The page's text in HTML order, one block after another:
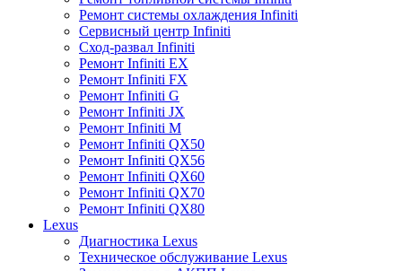
Ремонт системы охлаждения Infiniti
Сервисный центр Infiniti
Сход-развал Infiniti
Ремонт Infiniti EX
Ремонт Infiniti FX
Ремонт Infiniti G
Ремонт Infiniti JX
Ремонт Infiniti M
Ремонт Infiniti QX50
Ремонт Infiniti QX56
Ремонт Infiniti QX60
Ремонт Infiniti QX70
Ремонт Infiniti QX80
Lexus
Диагностика Lexus
Техническое обслуживание Lexus